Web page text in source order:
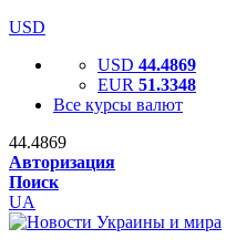
USD
USD 44.4869
EUR 51.3348
Все курсы валют
44.4869
Авторизация
Поиск
UA